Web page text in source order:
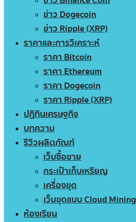
ข่าว Dogecoin
ข่าว Ripple (XRP)
ราคาและการวิเคราะห์
ราคา Bitcoin
ราคา Ethereum
ราคา Dogecoin
ราคา Ripple (XRP)
ปฏิทินเศรษฐกิจ
บทความ
รีวิวผลิตภัณฑ์
เว็บซื้อขาย
กระเป๋าเก็บเหรียญ
เครื่องขุด
เว็บขุดแบบ Cloud Mining
ห้องเรียน